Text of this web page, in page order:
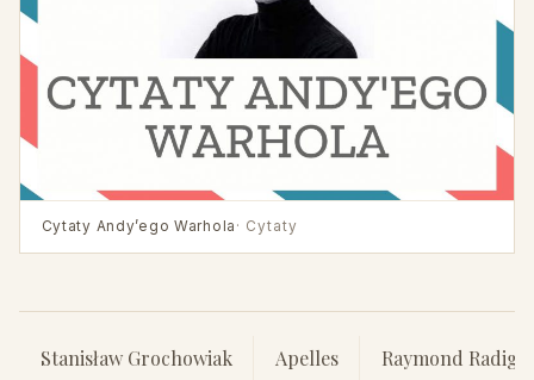
Cytaty Andy’ego Warhola · Cytaty
Stanisław Grochowiak Apelles Raymond